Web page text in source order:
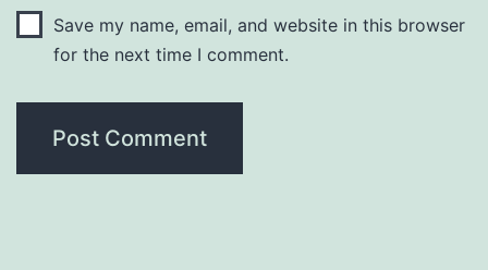
Save my name, email, and website in this browser
for the next time I comment.